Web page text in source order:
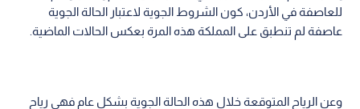
للعاصفة في الأردن، كون الشروط الجوية لاعتبار الحالة الجوية
عاصفة لم تنطبق على المملكة هذه المرة بعكس الحالات الماضية.
وعن الرياح المتوقعة خلال هذه الحالة الجوية بشكل عام فهي رياح